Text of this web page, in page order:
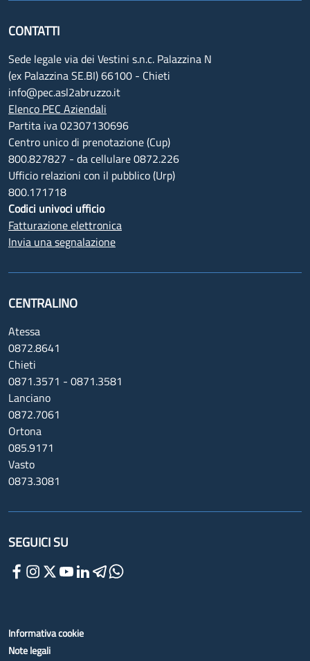
CONTATTI
Sede legale via dei Vestini s.n.c. Palazzina N
(ex Palazzina SE.BI) 66100 - Chieti
info@pec.asl2abruzzo.it
Elenco PEC Aziendali
Partita iva 02307130696
Centro unico di prenotazione (Cup)
800.827827 - da cellulare 0872.226
Ufficio relazioni con il pubblico (Urp)
800.171718
Codici univoci ufficio
Fatturazione elettronica
Invia una segnalazione
CENTRALINO
Atessa
0872.8641
Chieti
0871.3571 - 0871.3581
Lanciano
0872.7061
Ortona
085.9171
Vasto
0873.3081
SEGUICI SU
Informativa cookie
Note legali